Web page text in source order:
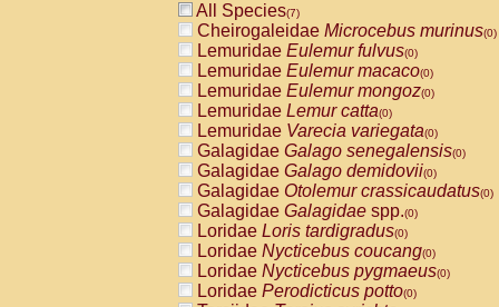
All Species(7)
Cheirogaleidae Microcebus murinus(0)
Lemuridae Eulemur fulvus(0)
Lemuridae Eulemur macaco(0)
Lemuridae Eulemur mongoz(0)
Lemuridae Lemur catta(0)
Lemuridae Varecia variegata(0)
Galagidae Galago senegalensis(0)
Galagidae Galago demidovii(0)
Galagidae Otolemur crassicaudatus(0)
Galagidae Galagidae spp.(0)
Loridae Loris tardigradus(0)
Loridae Nycticebus coucang(0)
Loridae Nycticebus pygmaeus(0)
Loridae Perodicticus potto(0)